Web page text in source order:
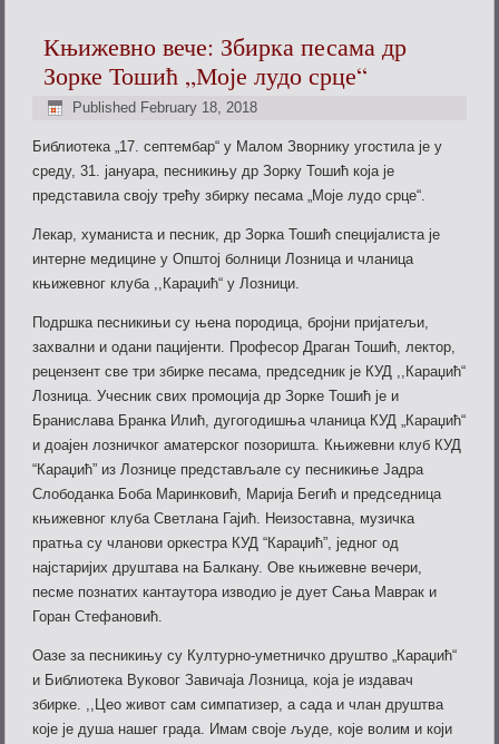
Књижевно вече: Збирка песама др
Зорке Тошић „Моје лудо срце“
Published February 18, 2018
Библиотека „17. септембар“ у Малом Зворнику угостила је у
среду, 31. јануара, песникињу др Зорку Тошић која је
представила своју трећу збирку песама „Моје лудо срце“.
Лекар, хуманиста и песник, др Зорка Тошић специјалиста је
интерне медицине у Општој болници Лозница и чланица
књижевног клуба ,,Караџић“ у Лозници.
Подршка песникињи су њена породица, бројни пријатељи,
захвални и одани пацијенти. Професор Драган Тошић, лектор,
рецензент све три збирке песама, председник је КУД ,,Караџић“
Лозница. Учесник свих промоција др Зорке Тошић је и
Бранислава Бранка Илић, дугогодишња чланица КУД „Караџић“
и доајен лозничког аматерског позоришта. Књижевни клуб КУД
“Караџић” из Лознице представљале су песникиње Јадра
Слободанка Боба Маринковић, Марија Бегић и председница
књижевног клуба Светлана Гајић. Неизоставна, музичка
пратња су чланови оркестра КУД “Караџић”, једног од
најстаријих друштава на Балкану. Ове књижевне вечери,
песме познатих кантаутора изводио је дует Сања Маврак и
Горан Стефановић.
Оазе за песникињу су Културно-уметничко друштво „Караџић“
и Библиотека Вуковог Завичаја Лозница, која је издавач
збирке. ,,Цео живот сам симпатизер, а сада и члан друштва
које је душа нашег града. Имам своје људе, које волим и који